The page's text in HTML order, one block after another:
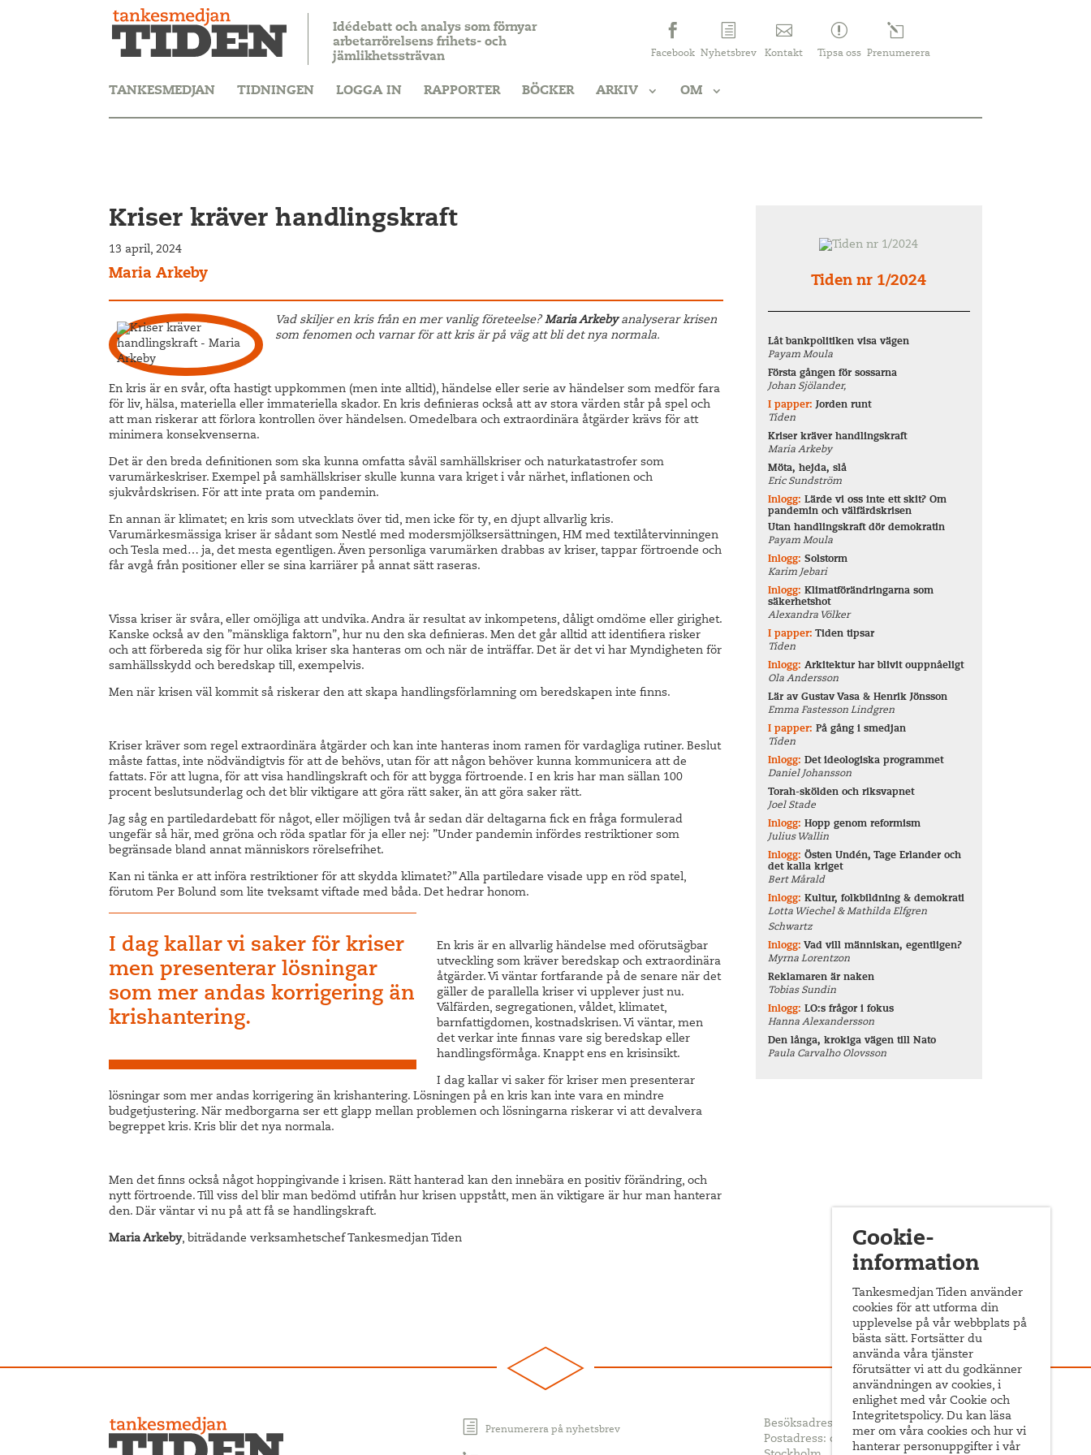
Idédebatt och analys som förnyar
arbetarrörelsens frihets- och
jämlikhetssträvan
Facebook Nyhetsbrev Kontakt Tipsa oss Prenumerera
TANKESMEDJAN TIDNINGEN LOGGA IN RAPPORTER BÖCKER ARKIV OM
Kriser kräver handlingskraft
13 april, 2024
Maria Arkeby
Vad skiljer en kris från en mer vanlig företeelse? Maria Arkebyanalyserar krisen
som fenomen och varnar för att kris är på väg att bli det nya normala.
En kris är en svår, ofta hastigt uppkommen (men inte alltid), händelse eller serie av händelser som medför fara
för liv, hälsa, materiella eller immateriella skador. En kris definieras också att av stora värden står på spel och
att man riskerar att förlora kontrollen över händelsen. Omedelbara och extraordinära åtgärder krävs för att
minimera konsekvenserna.
Det är den breda definitionen som ska kunna omfatta såväl samhällskriser och naturkatastrofer som
varumärkeskriser. Exempel på samhällskriser skulle kunna vara kriget i vår närhet, inflationen och
sjukvårdskrisen. För att inte prata om pandemin.
En annan är klimatet; en kris som utvecklats över tid, men icke för ty, en djupt allvarlig kris.
Varumärkesmässiga kriser är sådant som Nestlé med modersmjölksersättningen, HM med textilåtervinningen
och Tesla med… ja, det mesta egentligen. Även personliga varumärken drabbas av kriser, tappar förtroende och
får avgå från positioner eller se sina karriärer på annat sätt raseras.
Vissa kriser är svåra, eller omöjliga att undvika. Andra är resultat av inkompetens, dåligt omdöme eller girighet.
Kanske också av den ”mänskliga faktorn”, hur nu den ska definieras. Men det går alltid att identifiera risker
och att förbereda sig för hur olika kriser ska hanteras om och när de inträffar. Det är det vi har Myndigheten för
samhällsskydd och beredskap till, exempelvis.
Men när krisen väl kommit så riskerar den att skapa handlingsförlamning om beredskapen inte finns.
Kriser kräver som regel extraordinära åtgärder och kan inte hanteras inom ramen för vardagliga rutiner. Beslut
måste fattas, inte nödvändigtvis för att de behövs, utan för att någon behöver kunna kommunicera att de
fattats. För att lugna, för att visa handlingskraft och för att bygga förtroende. I en kris har man sällan 100
procent beslutsunderlag och det blir viktigare att göra rätt saker, än att göra saker rätt.
Jag såg en partiledardebatt för något, eller möjligen två år sedan där deltagarna fick en fråga formulerad
ungefär så här, med gröna och röda spatlar för ja eller nej: ”Under pandemin infördes restriktioner som
begränsade bland annat människors rörelsefrihet.
Kan ni tänka er att införa restriktioner för att skydda klimatet?” Alla partiledare visade upp en röd spatel,
förutom Per Bolund som lite tveksamt viftade med båda. Det hedrar honom.
I dag kallar vi saker för kriser
men presenterar lösningar
som mer andas korrigering än
krishantering.
En kris är en allvarlig händelse med oförutsägbar
utveckling som kräver beredskap och extraordinära
åtgärder. Vi väntar fortfarande på de senare när det
gäller de parallella kriser vi upplever just nu.
Välfärden, segregationen, våldet, klimatet,
barnfattigdomen, kostnadskrisen. Vi väntar, men
det verkar inte finnas vare sig beredskap eller
handlingsförmåga. Knappt ens en krisinsikt.
I dag kallar vi saker för kriser men presenterar
lösningar som mer andas korrigering än krishantering. Lösningen på en kris kan inte vara en mindre
budgetjustering. När medborgarna ser ett glapp mellan problemen och lösningarna riskerar vi att devalvera
begreppet kris. Kris blir det nya normala.
Men det finns också något hoppingivande i krisen. Rätt hanterad kan den innebära en positiv förändring, och
nytt förtroende. Till viss del blir man bedömd utifrån hur krisen uppstått, men än viktigare är hur man hanterar
den. Där väntar vi nu på att få se handlingskraft.
Maria Arkeby, biträdande verksamhetschef Tankesmedjan Tiden
Tiden nr 1/2024
Låt bankpolitiken visa vägen
Payam Moula
Första gången för sossarna
Johan Sjölander,
I papper:Jorden runt
Tiden
Kriser kräver handlingskraft
Maria Arkeby
Möta, hejda, slå
Eric Sundström
Inlogg:Lärde vi oss inte ett skit? Om
pandemin och välfärdskrisen
Utan handlingskraft dör demokratin
Payam Moula
Inlogg:Solstorm
Karim Jebari
Inlogg:Klimatförändringarna som
säkerhetshot
Alexandra Völker
I papper:Tiden tipsar
Tiden
Inlogg:Arkitektur har blivit ouppnåeligt
Ola Andersson
Lär av Gustav Vasa & Henrik Jönsson
Emma Fastesson Lindgren
I papper:På gång i smedjan
Tiden
Inlogg:Det ideologiska programmet
Daniel Johansson
Torah-skölden och riksvapnet
Joel Stade
Inlogg:Hopp genom reformism
Julius Wallin
Inlogg:Östen Undén, Tage Erlander och
det kalla kriget
Bert Mårald
Inlogg:Kultur, folkbildning & demokrati
Lotta Wiechel & Mathilda Elfgren
Schwartz
Inlogg: Vad vill människan, egentligen?
Myrna Lorentzon
Reklamaren är naken
Tobias Sundin
Inlogg:LO:s frågor i fokus
Hanna Alexandersson
Den långa, krokiga vägen till Nato
Paula Carvalho Olovsson
Prenumerera på nyhetsbrev
Besöksadress: Sveavägen 68
Postadress: c/o ABF Box 522, 101 30
Cookie-
information
Tankesmedjan Tiden använder
cookies för att utforma din
upplevelse på vår webbplats på
bästa sätt. Fortsätter du
använda våra tjänster
förutsätter vi att du godkänner
användningen av cookies, i
enlighet med vår Cookie och
Integritetspolicy. Du kan läsa
mer om våra cookies och hur vi
hanterar personuppgifter i vår